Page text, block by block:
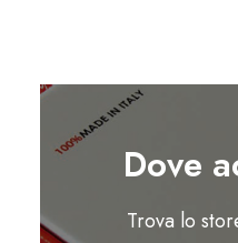
Dove
Trova lo